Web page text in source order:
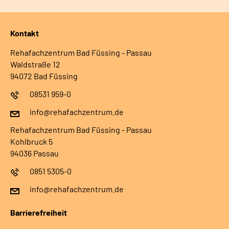
Kontakt
Rehafachzentrum Bad Füssing - Passau
Waldstraße 12
94072 Bad Füssing
08531 959-0
info@rehafachzentrum.de
Rehafachzentrum Bad Füssing - Passau
Kohlbruck 5
94036 Passau
0851 5305-0
info@rehafachzentrum.de
Barrierefreiheit